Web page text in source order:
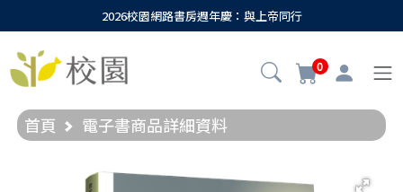
2026校園網路書房週年慶：與上帝同行
0
首頁 電子書商品詳細資料